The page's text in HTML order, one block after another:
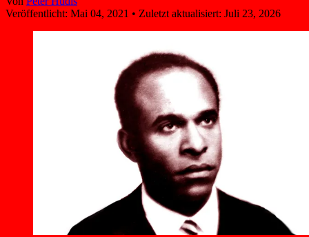
Veröffentlicht: Mai 04, 2021 • Zuletzt aktualisiert: Juli 23, 2026